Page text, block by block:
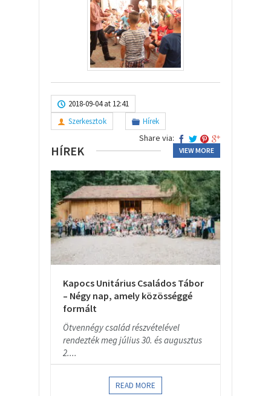
2018-09-04 at 12:41
Szerkesztok
Hírek
Share via:
HÍREK VIEW MORE
Kapocs Unitárius Családos Tábor
– Négy nap, amely közösséggé
formált
Ötvennégy család részvételével
rendezték meg július 30. és augusztus
2....
READ MORE